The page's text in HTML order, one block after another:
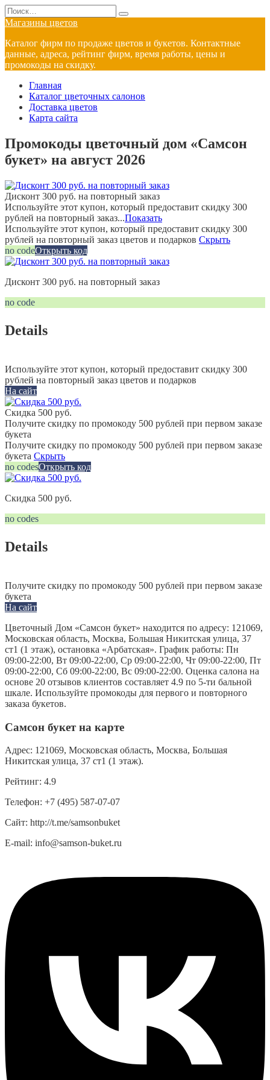
Перейти
к
содержанию
Search
for:
Магазины цветов
Каталог фирм по продаже цветов и букетов. Контактные
данные, адреса, рейтинг фирм, время работы, цены и
промокоды на скидку.
Главная
Каталог цветочных салонов
Доставка цветов
Карта сайта
Промокоды цветочный дом «Самсон
букет» на август 2026
Дисконт 300 руб. на повторный заказ
Используйте этот купон, который предоставит скидку 300
рублей на повторный заказ...Показать
Используйте этот купон, который предоставит скидку 300
рублей на повторный заказ цветов и подарков Скрыть
no codeОткрыть код
Дисконт 300 руб. на повторный заказ
no code
Details
Используйте этот купон, который предоставит скидку 300
рублей на повторный заказ цветов и подарков
На сайт
Скидка 500 руб.
Получите скидку по промокоду 500 рублей при первом заказе
букета
Получите скидку по промокоду 500 рублей при первом заказе
букета Скрыть
no codesОткрыть код
Скидка 500 руб.
no codes
Details
Получите скидку по промокоду 500 рублей при первом заказе
букета
На сайт
Цветочный Дом «Самсон букет» находится по адресу: 121069,
Московская область, Москва, Большая Никитская улица, 37
ст1 (1 этаж), остановка «Арбатская». График работы: Пн
09:00-22:00, Вт 09:00-22:00, Ср 09:00-22:00, Чт 09:00-22:00, Пт
09:00-22:00, Сб 09:00-22:00, Вс 09:00-22:00. Оценка салона на
основе 20 отзывов клиентов составляет 4.9 по 5-ти бальной
шкале. Используйте промокоды для первого и повторного
заказа букетов.
Самсон букет на карте
Адрес: 121069, Московская область, Москва, Большая
Никитская улица, 37 ст1 (1 этаж).
Рейтинг: 4.9
Телефон: +7 (495) 587-07-07
Сайт: http://t.me/samsonbuket
E-mail: info@samson-buket.ru